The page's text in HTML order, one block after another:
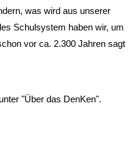
was wird aus unserer
Schulsystem haben wir, um
vor ca. 2.300 Jahren sagt
"Über das DenKen".